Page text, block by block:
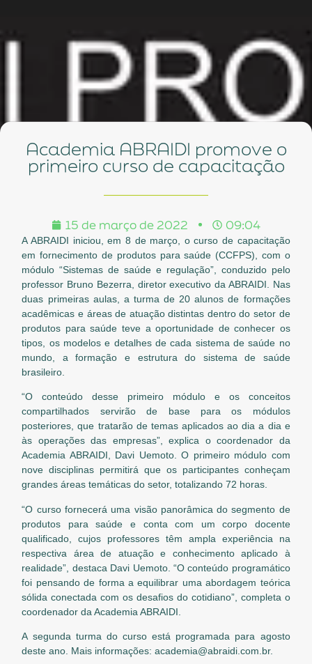
Academia ABRAIDI promove o
primeiro curso de capacitação
15 de março de 2022 09:04
A ABRAIDI iniciou, em 8 de março, o curso de capacitação
em fornecimento de produtos para saúde (CCFPS), com o
módulo “Sistemas de saúde e regulação”, conduzido pelo
professor Bruno Bezerra, diretor executivo da ABRAIDI. Nas
duas primeiras aulas, a turma de 20 alunos de formações
acadêmicas e áreas de atuação distintas dentro do setor de
produtos para saúde teve a oportunidade de conhecer os
tipos, os modelos e detalhes de cada sistema de saúde no
mundo, a formação e estrutura do sistema de saúde
brasileiro.
“O conteúdo desse primeiro módulo e os conceitos
compartilhados servirão de base para os módulos
posteriores, que tratarão de temas aplicados ao dia a dia e
às operações das empresas”, explica o coordenador da
Academia ABRAIDI, Davi Uemoto. O primeiro módulo com
nove disciplinas permitirá que os participantes conheçam
grandes áreas temáticas do setor, totalizando 72 horas.
“O curso fornecerá uma visão panorâmica do segmento de
produtos para saúde e conta com um corpo docente
qualificado, cujos professores têm ampla experiência na
respectiva área de atuação e conhecimento aplicado à
realidade”, destaca Davi Uemoto. “O conteúdo programático
foi pensando de forma a equilibrar uma abordagem teórica
sólida conectada com os desafios do cotidiano”, completa o
coordenador da Academia ABRAIDI.
A segunda turma do curso está programada para agosto
deste ano. Mais informações: academia@abraidi.com.br.